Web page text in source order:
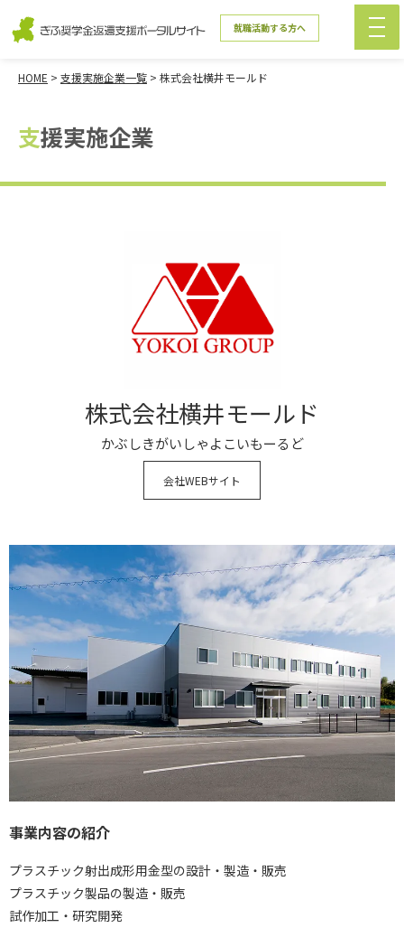
就職活動する方へ
HOME > 支援実施企業一覧 > 株式会社横井モールド
支援実施企業
株式会社横井モールド
かぶしきがいしゃよこいもーるど
会社WEBサイト
事業内容の紹介
プラスチック射出成形用金型の設計・製造・販売
プラスチック製品の製造・販売
試作加工・研究開発